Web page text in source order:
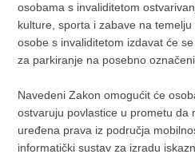
osobama s invaliditetom
kulture, sporta i zabave na
osobe s invaliditetom izdavat će
za parkiranje na posebno
Navedeni Zakon omogućit će
ostvaruju povlastice u prometu da
uređena prava iz područja
informatički sustav za izradu